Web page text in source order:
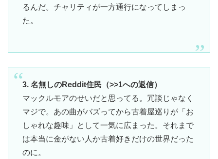
るんだ。チャリティが一方通行になってしまっ
た。
3. 名無しのReddit住民（>>1への返信）
マックルモアのせいだと思ってる。冗談じゃなく
マジで。あの曲がバズってから古着屋巡りが「お
しゃれな趣味」として一気に広まった。それまで
は本当に金がない人か古着好きだけの世界だった
のに。